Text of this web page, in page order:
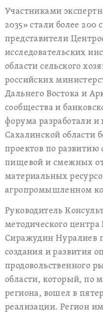
Участниками
2035» стали более 200
представители
исследовательских
области сельского
российских
Дальнего Востока и
сообщества и
форума разработали и
Сахалинской области
проектов по развитию
пищевой и смежных
материальных
агропромышленном
Руководитель
методического
Сиражудин Нуралиев
создания и развития
продовольственного
области, который, по
региона, вошел в
реализации. Регион